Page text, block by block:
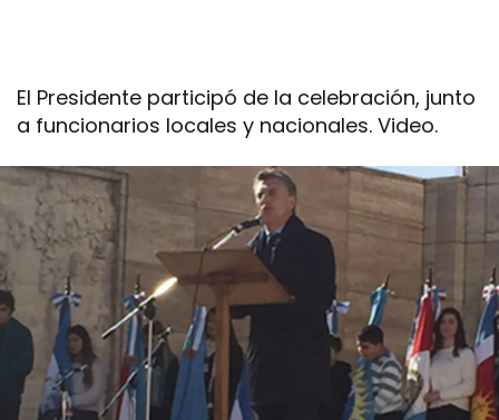
El Presidente participó de la celebración, junto
a funcionarios locales y nacionales. Video.